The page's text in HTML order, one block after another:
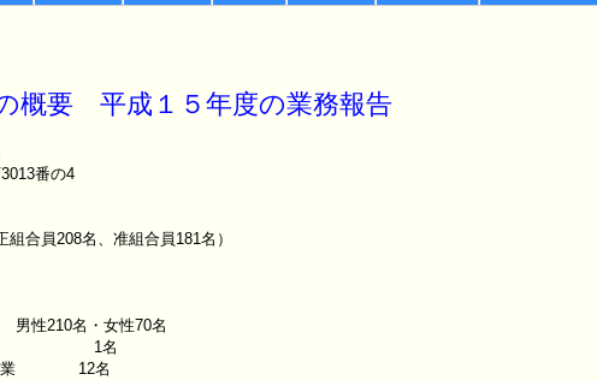
概要 平成１５年度の業務報告
番の4
208名、准組合員181名）
・女性70名
1名
12名